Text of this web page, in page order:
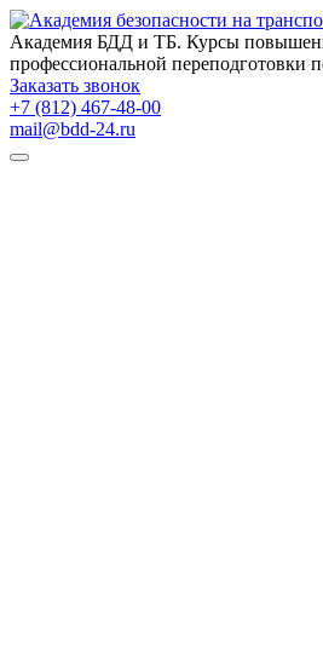
Академия БДД и ТБ. Курсы
профессиональной переподготовки
Заказать звонок
+7 (812) 467-48-00
mail@bdd-24.ru